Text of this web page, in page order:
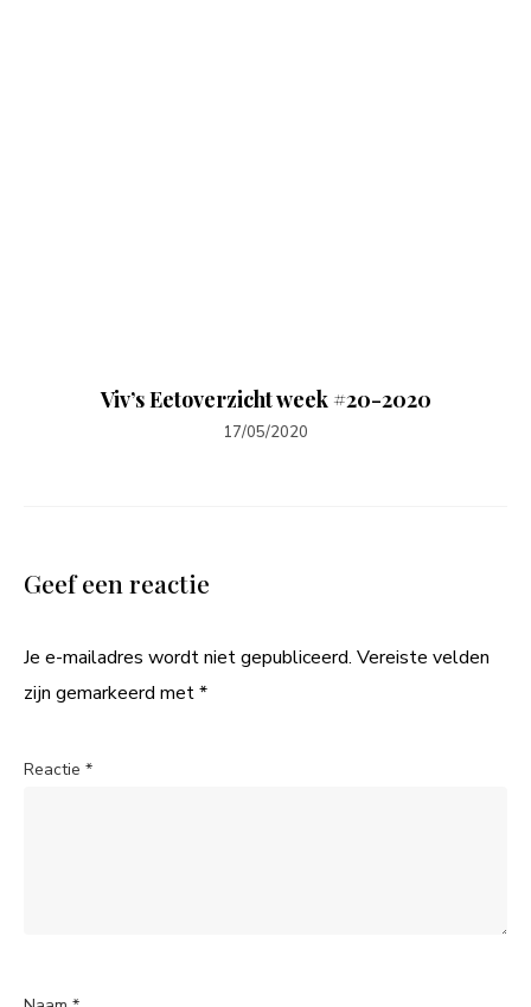
Viv’s Eetoverzicht week #20-2020
17/05/2020
Geef een reactie
Je e-mailadres wordt niet gepubliceerd. Vereiste velden
zijn gemarkeerd met*
Reactie *